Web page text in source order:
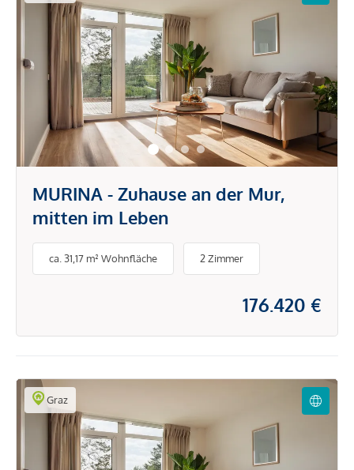
MURINA - Zuhause an der Mur,
mitten im Leben
ca. 31,17 m² Wohnfläche 2 Zimmer
176.420 €
Graz